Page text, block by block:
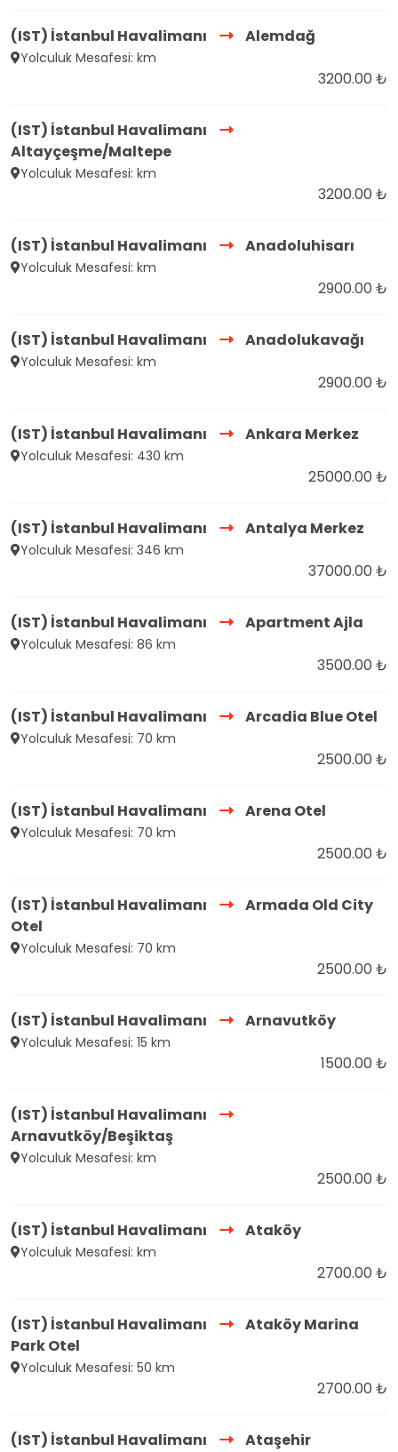
(IST) İstanbul Havalimanı Alemdağ
Yolculuk Mesafesi: km
3200.00 ₺
(IST) İstanbul Havalimanı
Altayçeşme/Maltepe
Yolculuk Mesafesi: km
3200.00 ₺
(IST) İstanbul Havalimanı Anadoluhisarı
Yolculuk Mesafesi: km
2900.00 ₺
(IST) İstanbul Havalimanı Anadolukavağı
Yolculuk Mesafesi: km
2900.00 ₺
(IST) İstanbul Havalimanı Ankara Merkez
Yolculuk Mesafesi: 430 km
25000.00 ₺
(IST) İstanbul Havalimanı Antalya Merkez
Yolculuk Mesafesi: 346 km
37000.00 ₺
(IST) İstanbul Havalimanı Apartment Ajla
Yolculuk Mesafesi: 86 km
3500.00 ₺
(IST) İstanbul Havalimanı Arcadia Blue Otel
Yolculuk Mesafesi: 70 km
2500.00 ₺
(IST) İstanbul Havalimanı Arena Otel
Yolculuk Mesafesi: 70 km
2500.00 ₺
(IST) İstanbul Havalimanı
Armada Old City
Otel
Yolculuk Mesafesi: 70 km
2500.00 ₺
(IST) İstanbul Havalimanı Arnavutköy
Yolculuk Mesafesi: 15 km
1500.00 ₺
(IST) İstanbul Havalimanı
Arnavutköy/Beşiktaş
Yolculuk Mesafesi: km
2500.00 ₺
(IST) İstanbul Havalimanı Ataköy
Yolculuk Mesafesi: km
2700.00 ₺
(IST) İstanbul Havalimanı
Ataköy Marina
Park Otel
Yolculuk Mesafesi: 50 km
2700.00 ₺
(IST) İstanbul Havalimanı Ataşehir